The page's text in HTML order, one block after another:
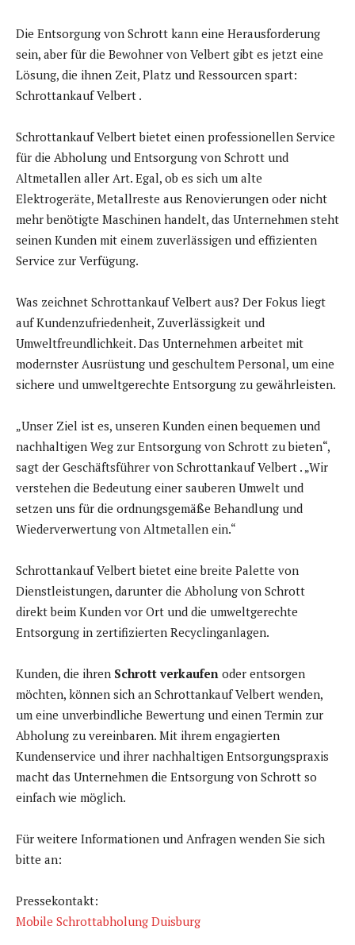
Die Entsorgung von Schrott kann eine Herausforderung
sein, aber für die Bewohner von Velbert gibt es jetzt eine
Lösung, die ihnen Zeit, Platz und Ressourcen spart:
Schrottankauf Velbert .
Schrottankauf Velbert bietet einen professionellen Service
für die Abholung und Entsorgung von Schrott und
Altmetallen aller Art. Egal, ob es sich um alte
Elektrogeräte, Metallreste aus Renovierungen oder nicht
mehr benötigte Maschinen handelt, das Unternehmen steht
seinen Kunden mit einem zuverlässigen und effizienten
Service zur Verfügung.
Was zeichnet Schrottankauf Velbert aus? Der Fokus liegt
auf Kundenzufriedenheit, Zuverlässigkeit und
Umweltfreundlichkeit. Das Unternehmen arbeitet mit
modernster Ausrüstung und geschultem Personal, um eine
sichere und umweltgerechte Entsorgung zu gewährleisten.
„Unser Ziel ist es, unseren Kunden einen bequemen und
nachhaltigen Weg zur Entsorgung von Schrott zu bieten“,
sagt der Geschäftsführer von Schrottankauf Velbert . „Wir
verstehen die Bedeutung einer sauberen Umwelt und
setzen uns für die ordnungsgemäße Behandlung und
Wiederverwertung von Altmetallen ein.“
Schrottankauf Velbert bietet eine breite Palette von
Dienstleistungen, darunter die Abholung von Schrott
direkt beim Kunden vor Ort und die umweltgerechte
Entsorgung in zertifizierten Recyclinganlagen.
Kunden, die ihren Schrott verkaufen oder entsorgen
möchten, können sich an Schrottankauf Velbert wenden,
um eine unverbindliche Bewertung und einen Termin zur
Abholung zu vereinbaren. Mit ihrem engagierten
Kundenservice und ihrer nachhaltigen Entsorgungspraxis
macht das Unternehmen die Entsorgung von Schrott so
einfach wie möglich.
Für weitere Informationen und Anfragen wenden Sie sich
bitte an:
Pressekontakt:
Mobile Schrottabholung Duisburg